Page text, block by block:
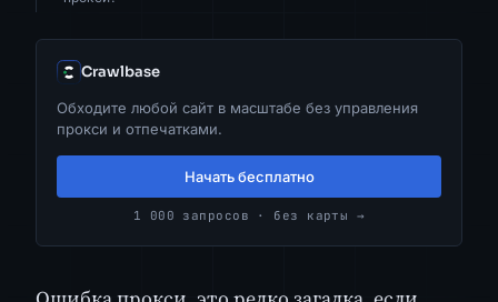
Crawlbase
Обходите любой сайт в масштабе без управления
прокси и отпечатками.
Начать бесплатно
1 000 запросов · без карты →